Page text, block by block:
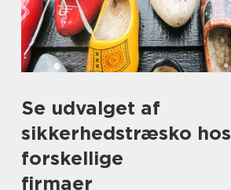
Se udvalget af
sikkerhedstræsko hos
forskellige
firmaer